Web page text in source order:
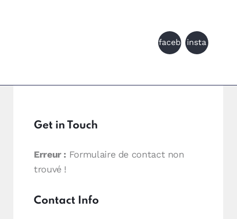
faceb insta
m
Get in Touch
Erreur : Formulaire de contact non
trouvé !
Contact Info